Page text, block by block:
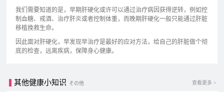
我们需要知道的是，早期肝硬化或许可以通过治疗病因获得逆转，例如控
制血糖、戒酒、治疗肝炎或者控制体重，而晚期肝硬化一般只能通过肝脏
移植挽救生命。
因此面对肝硬化，早发现早治疗是最好的应对方法，给自己的肝脏做个彻
底的检查，远离疾病，保障身心健康。
其他健康小知识 その他 查看更多 >